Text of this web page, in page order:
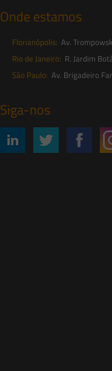
Onde estamos
Florianópolis: Av.
Rio de Janeiro: R. Jardim
São Paulo: Av. Brigadeiro
Siga-nos